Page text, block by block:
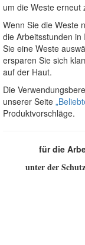
um die Weste erneut
Wenn Sie die Weste
die Arbeitsstunden in
Sie eine Weste
ersparen Sie sich
auf der Haut.
Die
unserer Seite
Produktvorschläge.
für die
unter der